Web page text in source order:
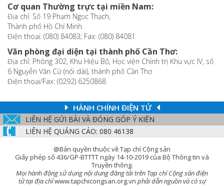
Cơ quan Thường trực tại miền Nam:
Địa chỉ: Số 19 Phạm Ngọc Thạch,
Thành phố Hồ Chí Minh
Điện thoại: (080) 84083; Fax: (080) 84081
Văn phòng đại diện tại thành phố Cần Thơ:
Địa chỉ: Phòng 302, Khu Hiệu Bộ, Học viện Chính trị Khu vực IV, số
6 Nguyễn Văn Cừ (nối dài), thành phố Cần Thơ
Điện thoại/Fax: (0292) 6250868
HÀNH CHÍNH ĐIỆN TỬ
LIÊN HỆ GỬI BÀI VÀ ĐÓNG GÓP Ý KIẾN
LIÊN HỆ QUẢNG CÁO: 080 46138
@Bản quyền thuộc về Tạp chí Cộng sản
Giấy phép số 436/GP-BTTTT ngày 14-10-2019 của Bộ Thông tin và
Truyền thông.
Mọi hành động sử dụng nội dung đăng tải trên Tạp chí Cộng sản điện
tử tại địa chỉwww.tapchicongsan.org.vn phải dẫn nguồn và có sự